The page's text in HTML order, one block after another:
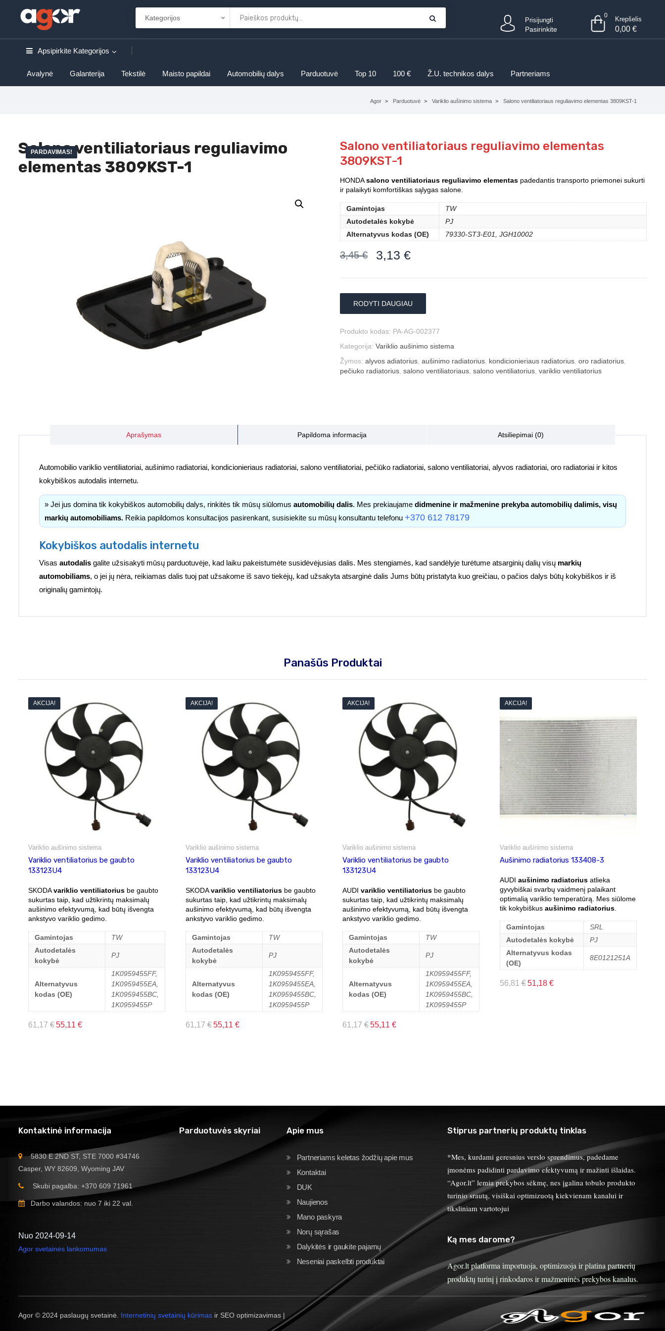
Prisijungti
Pasirinkite
0 Krepšelis
0,00 €
Apsipirkite Kategorijos
Avalynė Galanterija Tekstilė Maisto papildai Automobilių dalys Parduotuvė Top 10 100 € Ž.U. technikos dalys Partneriams
Agor Parduotuvė Variklio aušinimo sistema Salono ventiliatoriaus reguliavimo elementas 3809KST-1
Salono ventiliatoriaus reguliavimo
elementas 3809KST-1
PARDAVIMAS!
Salono ventiliatoriaus reguliavimo elementas
3809KST-1
HONDAsalono ventiliatoriaus reguliavimo elementas padedantis transporto priemonei sukurti
ir palaikyti komfortiškas sąlygas salone.
Gamintojas
TW
Autodetalės kokybė
PJ
Alternatyvus kodas (OE)
79330-ST3-E01, JGH10002
3,45€ 3,13 €
RODYTI DAUGIAU
Produkto kodas: PA-AG-002377
Kategorija: Variklio aušinimo sistema
Žymos: alyvos adiatorius aušinimo radiatorius kondicionieriaus radiatorius oro radiatorius
pečiuko radiatorius salono ventiliatoriaus salono ventiliatorius variklio ventiliatorius
Aprašymas Papildoma informacija Atsiliepimai (0)
Automobilio variklio ventiliatoriai, aušinimo radiatoriai, kondicionieriaus radiatoriai, salono ventiliatoriai, pečiūko radiatoriai, salono ventiliatoriai, alyvos radiatoriai, oro radiatoriai ir kitos
kokybiškos autodalis internetu.
» Jei jus domina tik kokybiškos automobilių dalys, rinkitės tik mūsų siūlomus automobilių dalis. Mes prekiaujame didmenine ir mažmenine prekyba automobilių dalimis, visų
markių automobiliams. Reikia papildomos konsultacijos pasirenkant, susisiekite su mūsų konsultantu telefonu +370 612 78179
Kokybiškos autodalis internetu
Visas autodalis galite užsisakyti mūsų parduotuvėje, kad laiku pakeistumėte susidėvėjusias dalis. Mes stengiamės, kad sandėlyje turėtume atsarginių dalių visų markių
automobiliams, o jei jų nėra, reikiamas dalis tuoj pat užsakome iš savo tiekėjų, kad užsakyta atsarginė dalis Jums būtų pristatyta kuo greičiau, o pačios dalys būtų kokybiškos ir iš
originalių gamintojų.
Panašūs Produktai
AKCIJA!
Variklio aušinimo sistema
Variklio ventiliatorius be gaubto
133123U4
SKODAvariklio ventiliatorius be gaubto
sukurtas taip, kad užtikrintų maksimalų
aušinimo efektyvumą, kad būtų išvengta
ankstyvo variklio gedimo.
Gamintojas
TW
Autodetalės
kokybė
PJ
Alternatyvus
kodas (OE)
1K0959455FF,
1K0959455EA,
1K0959455BC,
1K0959455P
61,17 €55,11 €
AKCIJA!
Variklio aušinimo sistema
Variklio ventiliatorius be gaubto
133123U4
SKODAvariklio ventiliatoriusbe gaubto
sukurtas taip, kad užtikrintų maksimalų
aušinimo efektyvumą, kad būtų išvengta
ankstyvo variklio gedimo.
Gamintojas
TW
Autodetalės
kokybė
PJ
Alternatyvus
kodas (OE)
1K0959455FF,
1K0959455EA,
1K0959455BC,
1K0959455P
61,17€ 55,11 €
AKCIJA!
Variklio aušinimo sistema
Variklio ventiliatorius be gaubto
133123U4
AUDI variklio ventiliatorius be gaubto
sukurtas taip, kad užtikrintų maksimalų
aušinimo efektyvumą, kad būtų išvengta
ankstyvo variklio gedimo.
Gamintojas
TW
Autodetalės
kokybė
PJ
Alternatyvus
kodas (OE)
1K0959455FF,
1K0959455EA,
1K0959455BC,
1K0959455P
61,17 €55,11 €
AKCIJA!
Variklio aušinimo sistema
Aušinimo radiatorius 133408-3
AUDI aušinimo radiatoriusatlieka
gyvybiškai svarbų vaidmenį palaikant
optimalią variklio temperatūrą. Mes siūlome
tik kokybiškus aušinimo radiatorius.
Gamintojas
SRL
Autodetalės kokybė
PJ
Alternatyvus kodas
(OE)
8E0121251A
56,81€ 51,18 €
Kontaktinė informacija
5830 E 2ND ST, STE 7000 #34746
Casper, WY 82609, Wyoming JAV
Skubi pagalba: +370 609 71961
Darbo valandos: nuo 7 iki 22 val.
Nuo 2024-09-14
Agor svetainės lankomumas
Parduotuvės skyriai Apie mus
Partneriams keletas žodžių apie mus
Kontaktai
DUK
Naujienos
Mano paskyra
Norų sąrašas
Dalykitės ir gaukite pajamų
Neseniai paskelbti produktai
Stiprus partnerių produktų tinklas
*Mes, kurdami geresnius verslo sprendimus, padedame
įmonėms padidinti pardavimo efektyvumą ir mažinti išlaidas.
“Agor.lt” lemia prekybos sėkmę, nes įgalina tobulo produkto
turinio srautą, visiškai optimizuotą kiekvienam kanalui ir
tiksliniam vartotojui
Ką mes darome?
Agor.lt platforma importuoja, optimizuoja ir platina partnerių
produktų turinį į rinkodaros ir mažmeninės prekybos kanalus.
Agor © 2024 paslaugų svetainė. Internetinių svetainių kūrimas ir SEO optimizavimas |